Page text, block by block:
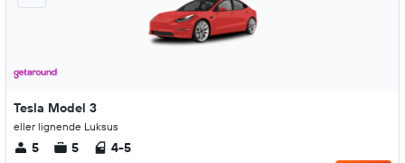
Tesla Model 3
eller lignende Luksus
5 5 4-5